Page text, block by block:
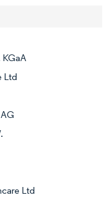
KGaA
Ltd
Ltd